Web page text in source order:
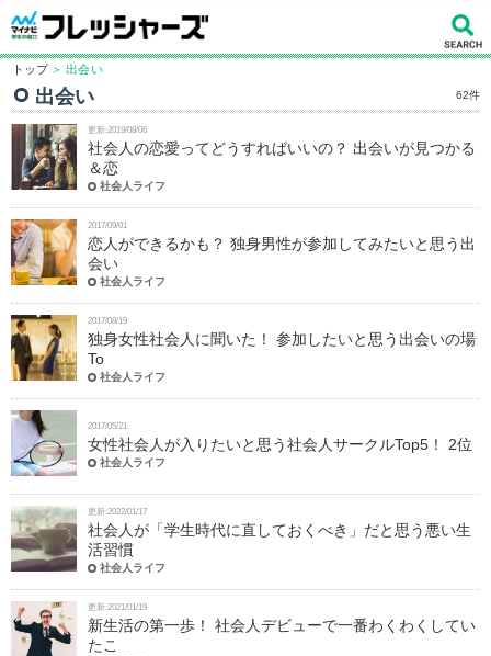
トップ ＞ 出会い
出会い 62件
更新:2019/08/06
社会人の恋愛ってどうすればいいの？ 出会いが見つかる
＆恋
社会人ライフ
2017/09/01
恋人ができるかも？ 独身男性が参加してみたいと思う出
会い
社会人ライフ
2017/08/19
独身女性社会人に聞いた！ 参加したいと思う出会いの場
To
社会人ライフ
2017/05/21
女性社会人が入りたいと思う社会人サークルTop5！ 2位
社会人ライフ
更新:2022/01/17
社会人が「学生時代に直しておくべき」だと思う悪い生
活習慣
社会人ライフ
更新:2021/01/19
新生活の第一歩！ 社会人デビューで一番わくわくしてい
たこ